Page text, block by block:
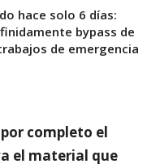
hace solo 6 días:
bypass de
de emergencia
completo el
el material que